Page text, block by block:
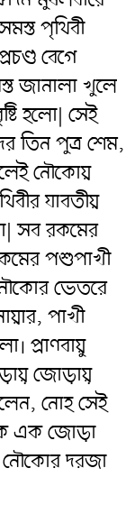
পৃথিবী
বেগে
জানালা খুলে
হলো| সেই
তিন পুত্র শেম,
নৌকোয়
যাবতীয়
সব রকমের
পশুপাখী
ভেতরে
পাখী
প্রাণবায়ু
জোড়ায়়
নোহ সেই
এক জোড়া
দরজা